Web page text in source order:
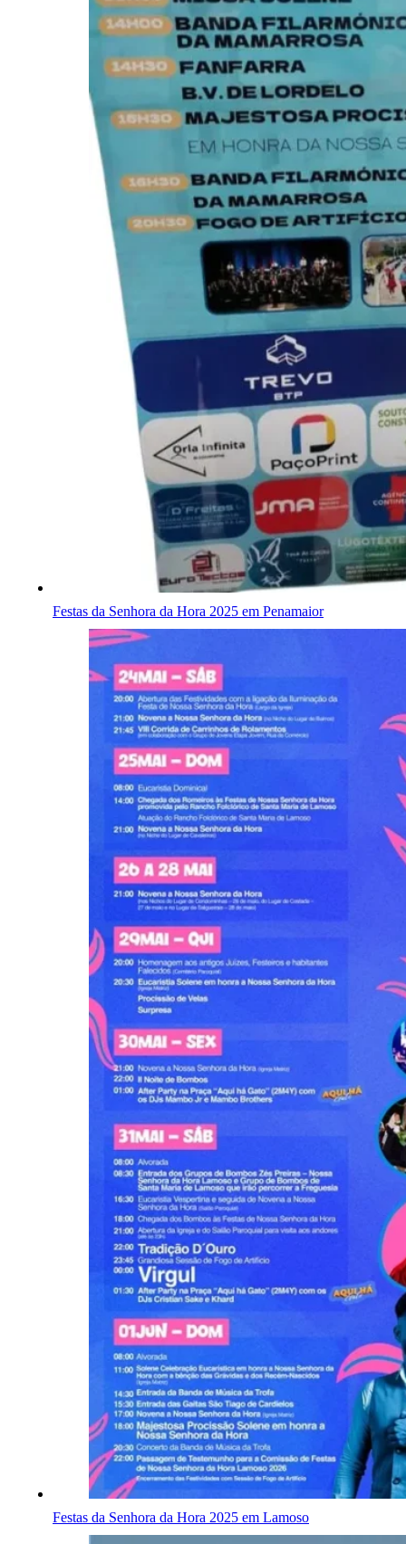
Festas da Senhora da Hora 2025 em Penamaior
Festas da Senhora da Hora 2025 em Lamoso